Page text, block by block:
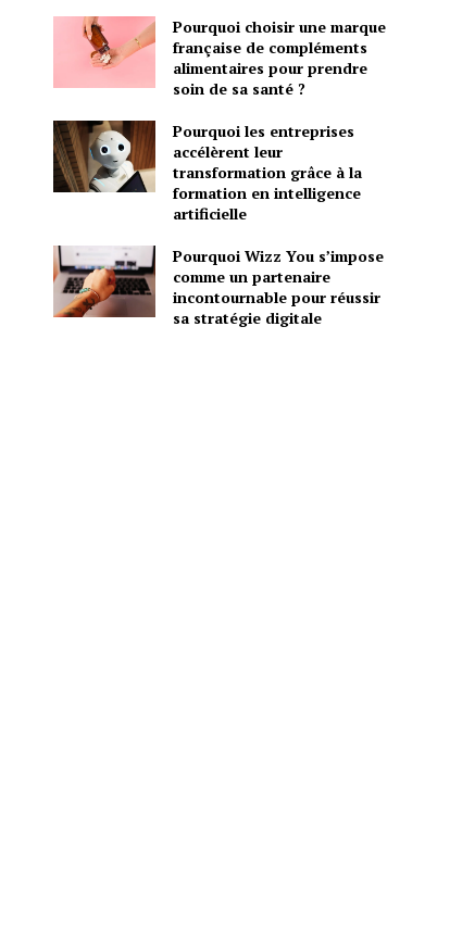
Pourquoi choisir une marque
française de compléments
alimentaires pour prendre
soin de sa santé ?
Pourquoi les entreprises
accélèrent leur
transformation grâce à la
formation en intelligence
artificielle
Pourquoi Wizz You s’impose
comme un partenaire
incontournable pour réussir
sa stratégie digitale